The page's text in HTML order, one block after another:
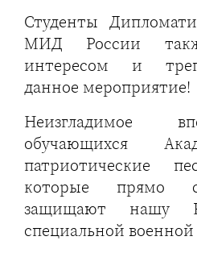
Студенты
МИД России
интересом и
данное мероприятие!
Неизгладимое
обучающихся
патриотические
которые прямо
защищают нашу
специальной